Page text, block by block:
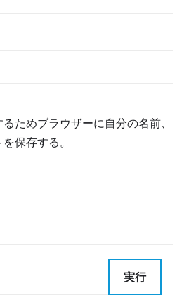
ためブラウザーに自分の名前、
保存する。
実行